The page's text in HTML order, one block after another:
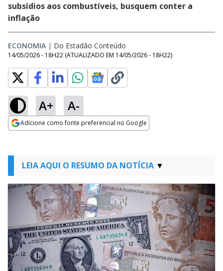
subsídios aos combustíveis, busquem conter a
inflação
ECONOMIA | Do Estadão Conteúdo
14/05/2026 - 18H22 (ATUALIZADO EM 14/05/2026 - 18H22)
A+ A-
Adicione como fonte preferencial no Google
LEIA AQUI O RESUMO DA NOTÍCIA